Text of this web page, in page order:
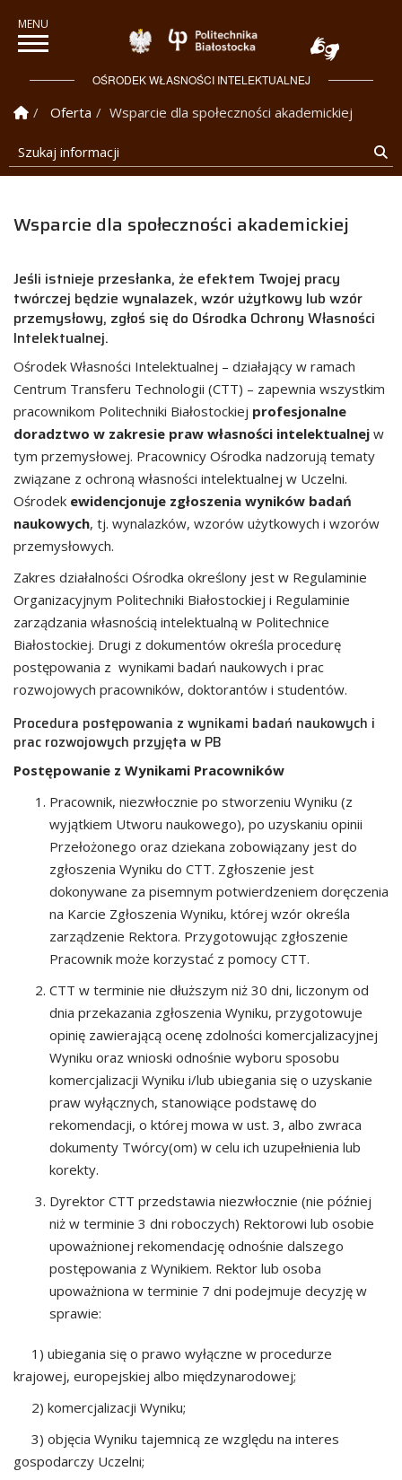
Politechnika
OŚRODEK WŁASNOŚCI INTELEKTUALNEJ
Strona Główna
Oferta
Wsparcie dla społeczności akademickiej
Szukaj informacji
Wsparcie dla społeczności akademickiej
Jeśli istnieje przesłanka, że efektem Twojej pracy
twórczej będzie wynalazek, wzór użytkowy lub wzór
przemysłowy, zgłoś się do Ośrodka Ochrony Własności
Intelektualnej.
Ośrodek Własności Intelektualnej – działający w ramach
Centrum Transferu Technologii (CTT) – zapewnia wszystkim
pracownikom Politechniki Białostockiej profesjonalne
doradztwo w zakresie praw własności intelektualnej w
tym przemysłowej. Pracownicy Ośrodka nadzorują tematy
związane z ochroną własności intelektualnej w Uczelni.
Ośrodek ewidencjonuje zgłoszenia wyników badań
naukowych, tj. wynalazków, wzorów użytkowych i wzorów
przemysłowych.
Zakres działalności Ośrodka określony jest w Regulaminie
Organizacyjnym Politechniki Białostockiej i Regulaminie
zarządzania własnością intelektualną w Politechnice
Białostockiej. Drugi z dokumentów określa procedurę
postępowania z wynikami badań naukowych i prac
rozwojowych pracowników, doktorantów i studentów.
Procedura postępowania z wynikami badań naukowych i
prac rozwojowych przyjęta w PB
Postępowanie z Wynikami Pracowników
Pracownik, niezwłocznie po stworzeniu Wyniku (z
wyjątkiem Utworu naukowego), po uzyskaniu opinii
Przełożonego oraz dziekana zobowiązany jest do
zgłoszenia Wyniku do CTT. Zgłoszenie jest
dokonywane za pisemnym potwierdzeniem doręczenia
na Karcie Zgłoszenia Wyniku, której wzór określa
zarządzenie Rektora. Przygotowując zgłoszenie
Pracownik może korzystać z pomocy CTT.
CTT w terminie nie dłuższym niż 30 dni, liczonym od
dnia przekazania zgłoszenia Wyniku, przygotowuje
opinię zawierającą ocenę zdolności komercjalizacyjnej
Wyniku oraz wnioski odnośnie wyboru sposobu
komercjalizacji Wyniku i/lub ubiegania się o uzyskanie
praw wyłącznych, stanowiące podstawę do
rekomendacji, o której mowa w ust. 3, albo zwraca
dokumenty Twórcy(om) w celu ich uzupełnienia lub
korekty.
Dyrektor CTT przedstawia niezwłocznie (nie później
niż w terminie 3 dni roboczych) Rektorowi lub osobie
upoważnionej rekomendację odnośnie dalszego
postępowania z Wynikiem. Rektor lub osoba
upoważniona w terminie 7 dni podejmuje decyzję w
sprawie:
1) ubiegania się o prawo wyłączne w procedurze
krajowej, europejskiej albo międzynarodowej;
2) komercjalizacji Wyniku;
3) objęcia Wyniku tajemnicą ze względu na interes
gospodarczy Uczelni;